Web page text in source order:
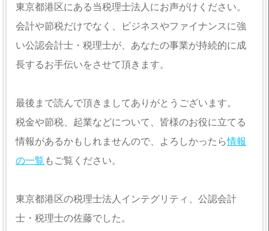
東京都港区にある当税理士法人にお声がけください。
会計や節税だけでなく、ビジネスやファイナンスに強
い公認会計士・税理士が、あなたの事業が持続的に成
長するお手伝いをさせて頂きます。
最後まで読んで頂きましてありがとうございます。
税金や節税、起業などについて、皆様のお役に立てる
情報があるかもしれませんので、よろしかったら情報
の一覧 もご覧ください。
東京都港区の税理士法人インテグリティ、公認会計
士・税理士の佐藤でした。